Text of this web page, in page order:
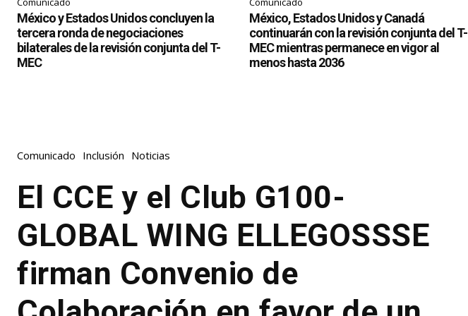
México y Estados Unidos concluyen la
tercera ronda de negociaciones
bilaterales de la revisión conjunta del T-
MEC
México, Estados Unidos y Canadá
continuarán con la revisión conjunta del T-
MEC mientras permanece en vigor al
menos hasta 2036